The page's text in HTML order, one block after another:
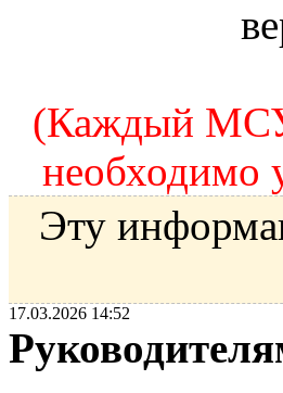
(Каждый МСУ
необходимо
Эту
17.03.2026 14:52